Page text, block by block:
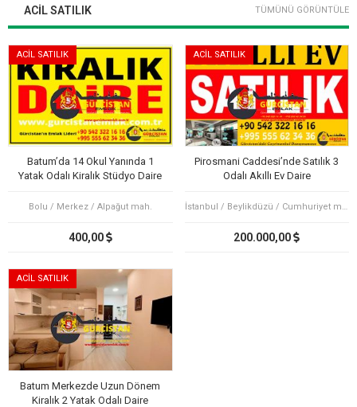
ACIL SATILIK TÜMÜNÜ GÖRÜNTÜLE
ACİL SATILIK
Batum’da 14 Okul Yanında 1
Yatak Odalı Kiralık Stüdyo Daire
Bolu / Merkez / Alpağut mah.
400,00
ACİL SATILIK
Pirosmani Caddesi’nde Satılık 3
Odalı Akıllı Ev Daire
İstanbul / Beylikdüzü / Cumhuriyet mah.
200.000,00
ACİL SATILIK
Batum Merkezde Uzun Dönem
Kiralık 2 Yatak Odalı Daire